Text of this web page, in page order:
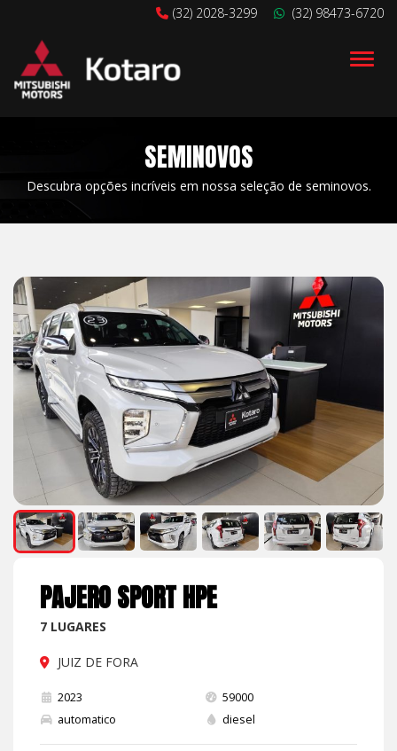
(32) 2028-3299 (32) 98473-6720
SEMINOVOS
Descubra opções incríveis em nossa seleção de seminovos.
PAJERO SPORT HPE
7 LUGARES
JUIZ DE FORA
2023
automatico
59000
diesel